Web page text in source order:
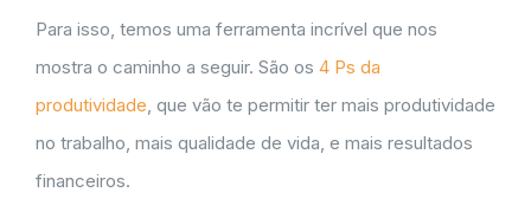
Para isso, temos uma ferramenta incrível que nos
mostra o caminho a seguir. São os 4 Ps da
produtividade, que vão te permitir ter mais produtividade
no trabalho, mais qualidade de vida, e mais resultados
financeiros.